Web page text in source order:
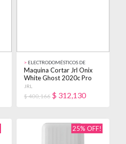
> ELECTRODOMÉSTICOS DE
BELLEZA
Maquina Cortar Jrl Onix
White Ghost 2020c Pro
Inalámbrica Blanco
JRL
$ 400,166 $ 312,130
25% OFF!